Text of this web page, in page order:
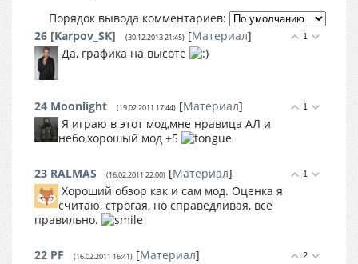
Порядок вывода комментариев:
1
26 [Karpov_SK] (30.12.2013 21:45) [Материал]
Да, графика на высоте
1
24 Moonlight (19.02.2011 17:44) [Материал]
Я играю в этот мод,мне нравица АЛ и
небо,хорошый мод +5
1
23 RALMAS (16.02.2011 22:00) [Материал]
Хороший обзор как и сам мод. Оценка я
считаю, строгая, но справедливая, всё
правильно.
2
22 PF (16.02.2011 16:41) [Материал]